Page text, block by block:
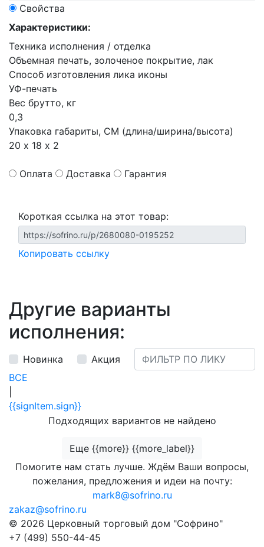
Свойства
Характеристики:
Техника исполнения / отделка
Объемная печать, золоченое покрытие, лак
Способ изготовления лика иконы
УФ-печать
Вес брутто, кг
0,3
Упаковка габариты, СМ (длина/ширина/высота)
20 х 18 х 2
Оплата Доставка Гарантия
Короткая ссылка на этот товар:
Копировать ссылку
Другие варианты
исполнения:
Новинка
Акция
ВСЕ
{{signItem.sign}}
Подходящих вариантов не найдено
Еще {{more}} {{more_label}}
Помогите нам стать лучше. Ждём Ваши вопросы,
пожелания, предложения и идеи на почту:
mark8@sofrino.ru
zakaz@sofrino.ru
© 2026 Церковный торговый дом "Софрино"
+7 (499) 550-44-45